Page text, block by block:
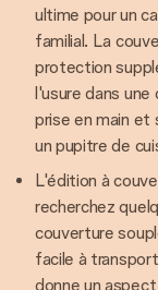
ultime pour un
familial. La
protection
l'usure dans
prise en main et
un pupitre de
L'édition à
recherchez
couverture
facile à
donne un